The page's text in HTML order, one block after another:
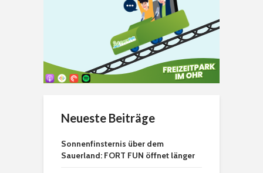
Neueste Beiträge
Sonnenfinsternis über dem
Sauerland: FORT FUN öffnet länger